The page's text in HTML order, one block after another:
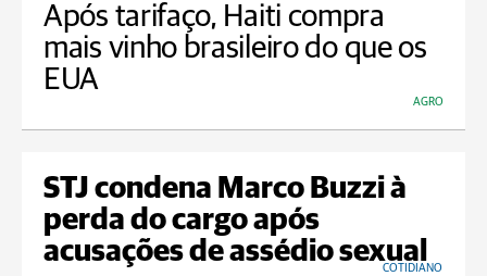
Após tarifaço, Haiti compra
mais vinho brasileiro do que os
EUA
AGRO
STJ condena Marco Buzzi à
perda do cargo após
acusações de assédio sexual
COTIDIANO